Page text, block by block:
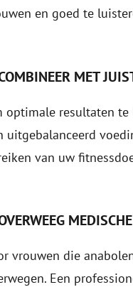
en goed te
MET
optimale resultaten
uitgebalanceerd
van uw
vrouwen die
Een